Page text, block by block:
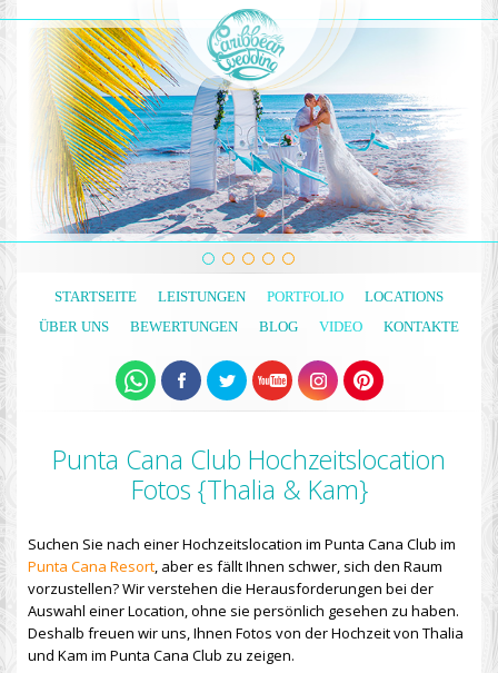
STARTSEITE LEISTUNGEN PORTFOLIO
LOCATIONS
ÜBER UNS
BEWERTUNGEN BLOG VIDEO KONTAKTE
Punta Cana Club Hochzeitslocation
Fotos {Thalia & Kam}
Suchen Sie nach einer Hochzeitslocation im Punta Cana Club im
Punta Cana Resort, aber es fällt Ihnen schwer, sich den Raum
vorzustellen? Wir verstehen die Herausforderungen bei der
Auswahl einer Location, ohne sie persönlich gesehen zu haben.
Deshalb freuen wir uns, Ihnen Fotos von der Hochzeit von Thalia
und Kam im Punta Cana Club zu zeigen.